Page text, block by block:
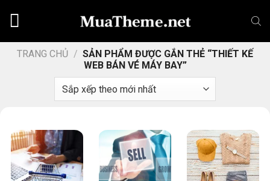
dungTRANG CHỦ / SẢN PHẨM ĐƯỢC GẮN THẺ “THIẾT KẾ
WEB BÁN VÉ MÁY BAY”